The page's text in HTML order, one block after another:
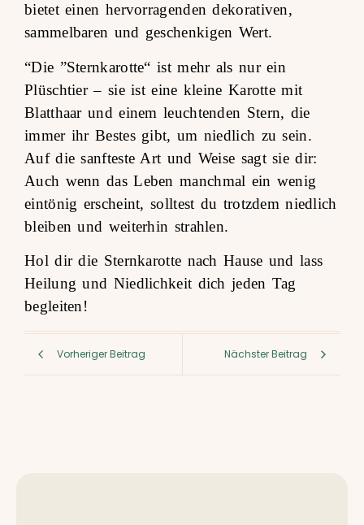
bietet einen hervorragenden dekorativen,
sammelbaren und geschenkigen Wert.
“Die ”Sternkarotte“ ist mehr als nur ein
Plüschtier – sie ist eine kleine Karotte mit
Blatthaar und einem leuchtenden Stern, die
immer ihr Bestes gibt, um niedlich zu sein.
Auf die sanfteste Art und Weise sagt sie dir:
Auch wenn das Leben manchmal ein wenig
eintönig erscheint, solltest du trotzdem niedlich
bleiben und weiterhin strahlen.
Hol dir die Sternkarotte nach Hause und lass
Heilung und Niedlichkeit dich jeden Tag
begleiten!
Vorheriger Beitrag Nächster Beitrag